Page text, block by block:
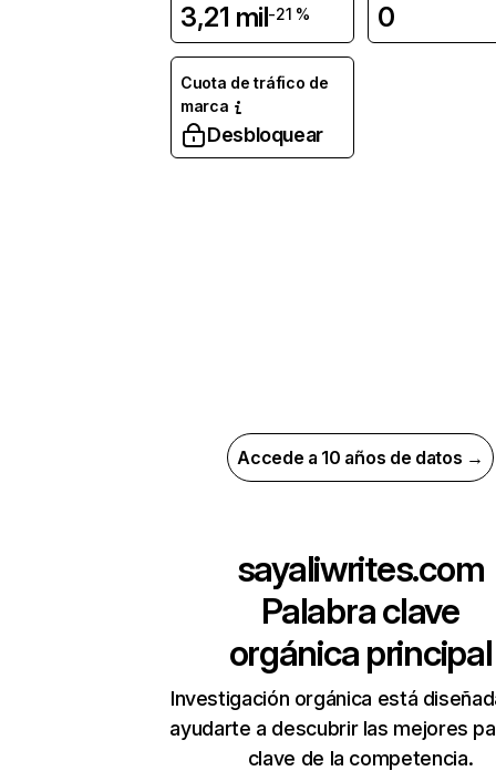
3,21 mil-21 % 0
Cuota de tráfico de
marca
Desbloquear
Accede a 10 años de datos →
sayaliwrites.com
Palabra clave
orgánica principal
Investigación orgánica está
ayudarte a descubrir las mejores
clave de la competencia.